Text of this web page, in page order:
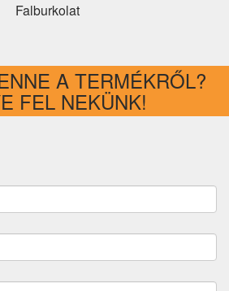
Falburkolat
A TERMÉKRŐL?
FEL NEKÜNK!